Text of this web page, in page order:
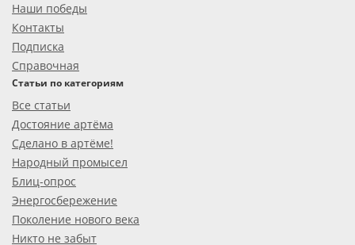
Наши победы
Контакты
Подписка
Справочная
Статьи по категориям
Все статьи
Достояние артёма
Сделано в артёме!
Народный промысел
Блиц-опрос
Энергосбережение
Поколение нового века
Никто не забыт